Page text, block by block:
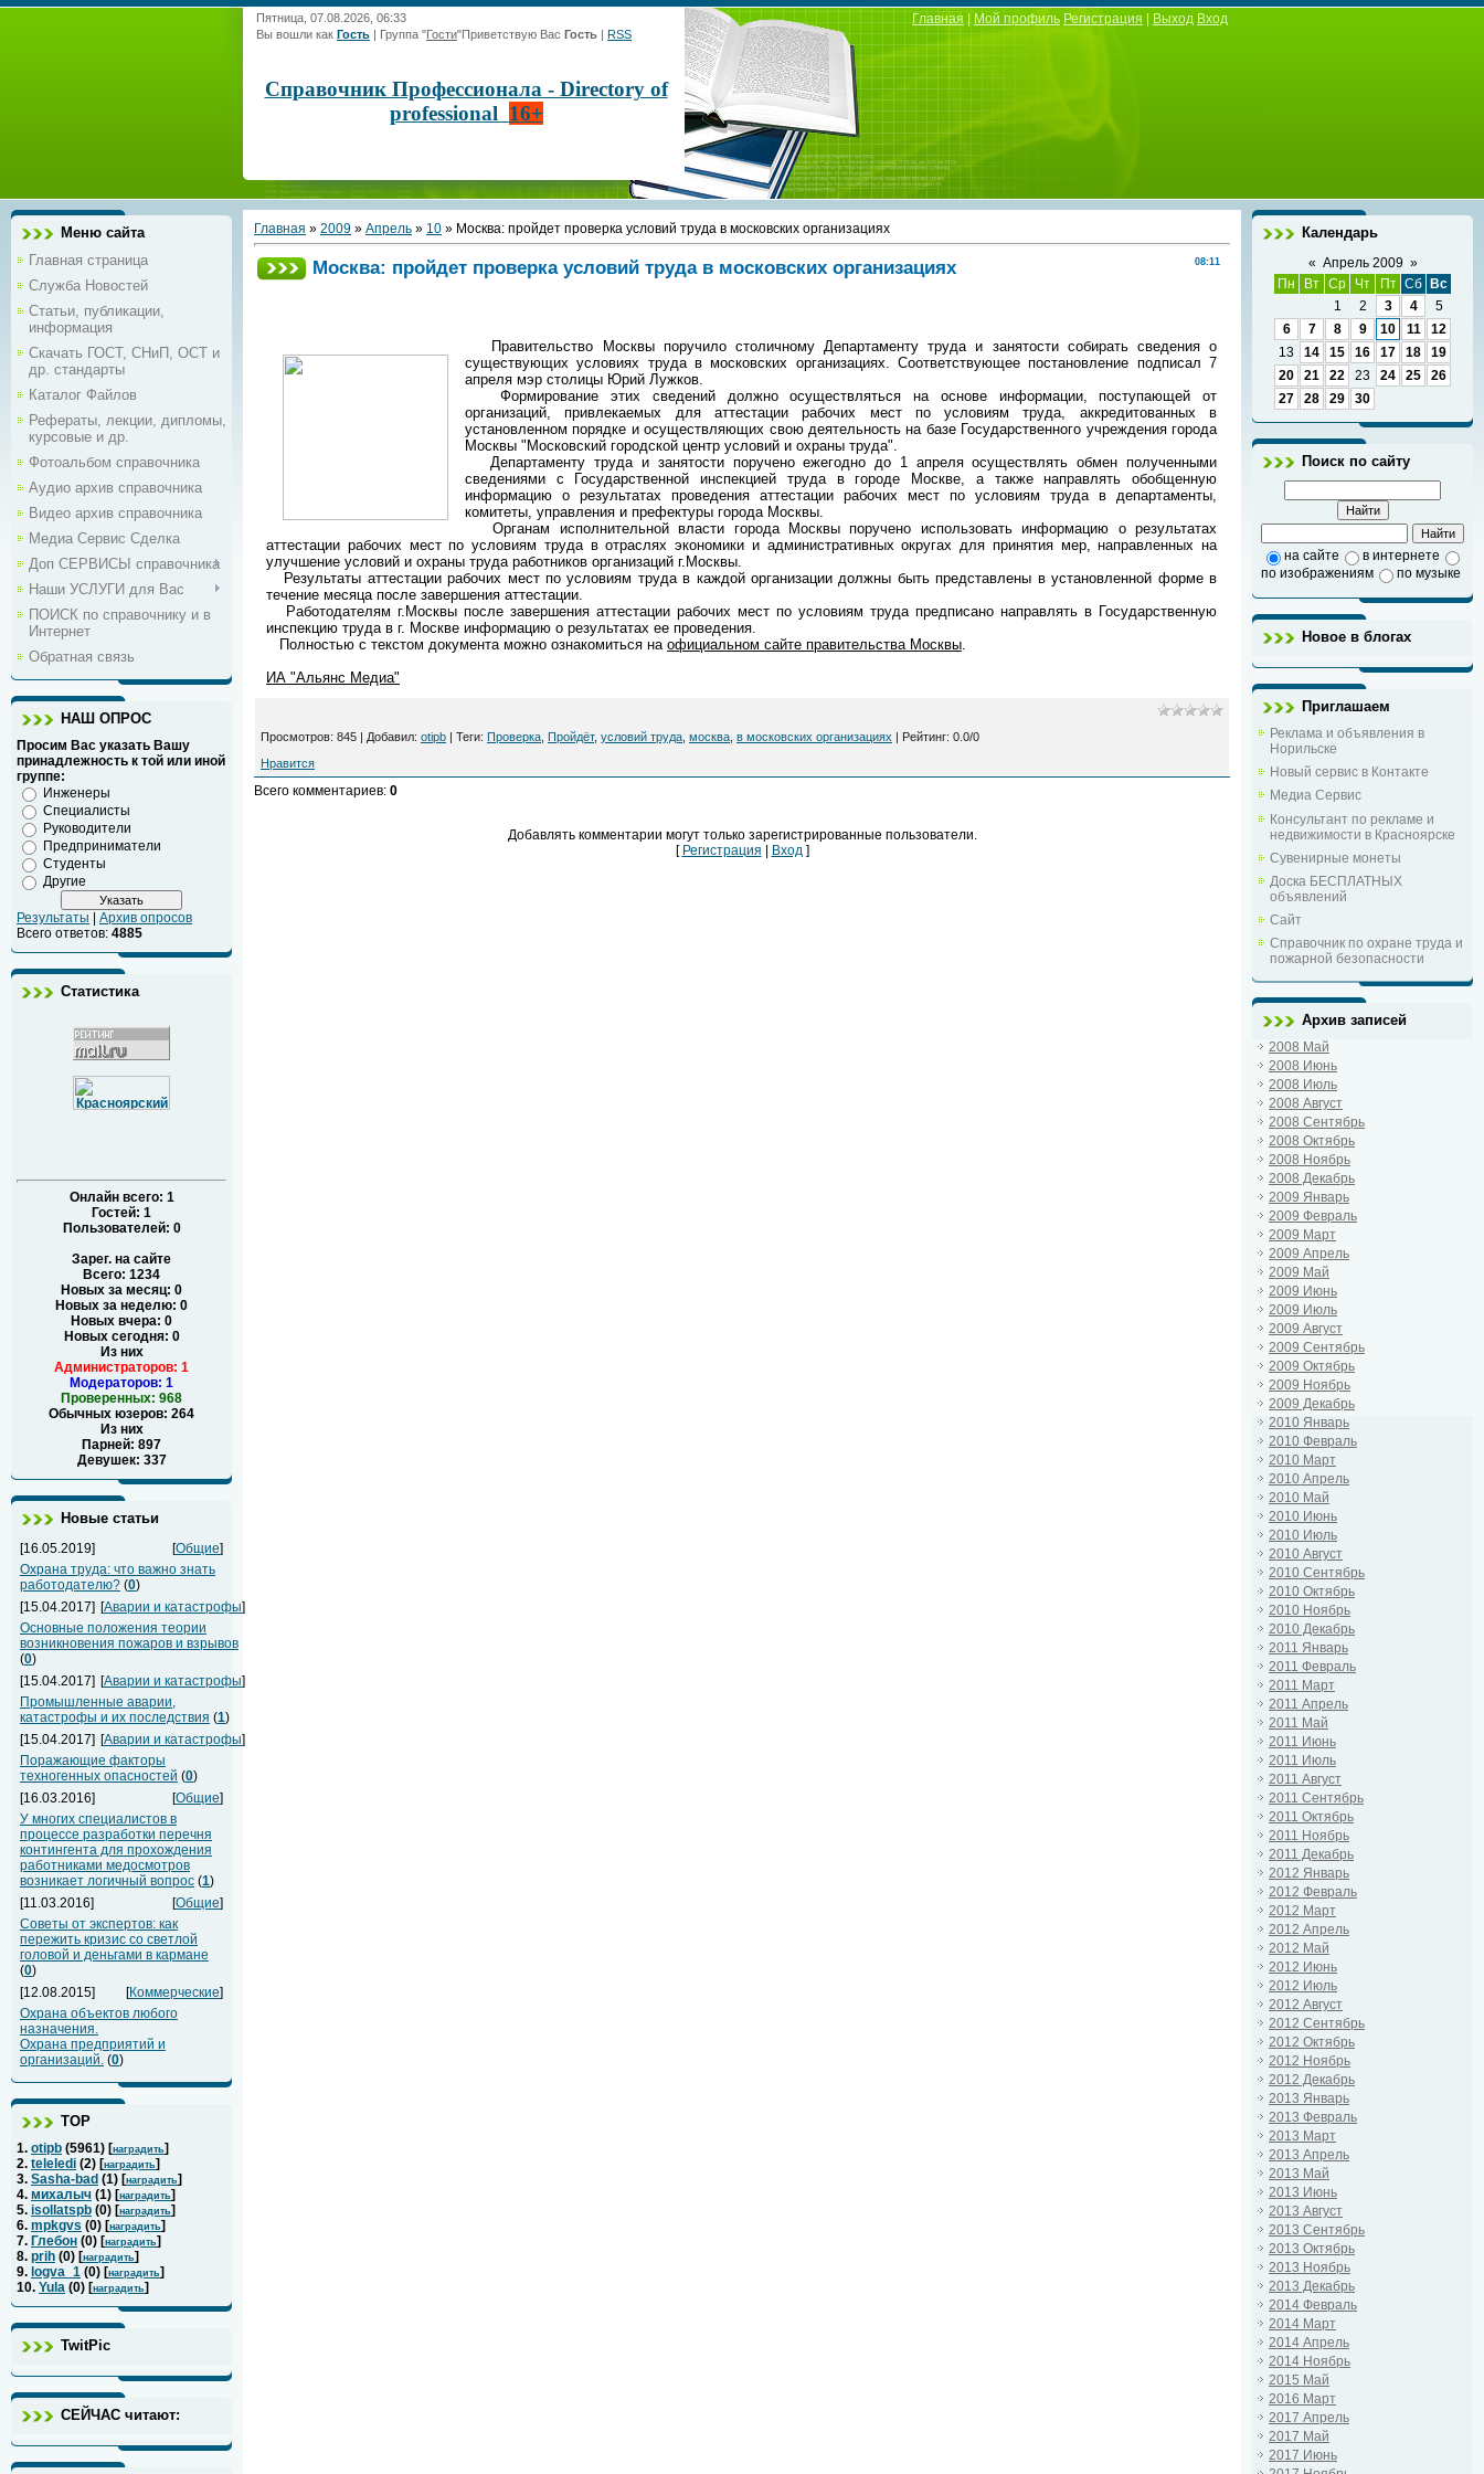
Пятница, 07.08.2026, 06:33
Вы вошли как Гость | Группа "Гости"Приветствую Вас Гость | RSS
Справочник Профессионала - Directory of
professional 16+
Главная|Мой профиль Регистрация Выход Вход
Меню сайта
Главная страница
Служба Новостей
Статьи, публикации,
информация
Скачать ГОСТ, СНиП, ОСТ и
др. стандарты
Каталог Файлов
Рефераты, лекции, дипломы,
курсовые и др.
Фотоальбом справочника
Аудио архив справочника
Видео архив справочника
Медиа Сервис Сделка
Доп СЕРВИСЫ справочника
Наши УСЛУГИ для Вас
ПОИСК по справочнику и в
Интернет
Обратная связь
НАШ ОПРОС
Просим Вас указать Вашу
принадлежность к той или иной
группе:
Инженеры
Специалисты
Руководители
Предприниматели
Студенты
Другие
Результаты
Архив опросов
Всего ответов: 4885
Статистика
Онлайн всего: 1
Гостей: 1
Пользователей: 0
Зарег. на сайте
Всего: 1234
Новых за месяц: 0
Новых за неделю: 0
Новых вчера: 0
Новых сегодня: 0
Из них
Администраторов: 1
Модераторов: 1
Проверенных: 968
Обычных юзеров: 264
Из них
Парней: 897
Девушек: 337
Новые статьи
[16.05.2019] [Общие]
Охрана труда: что важно знать
работодателю? (0)
[15.04.2017] [Аварии и катастрофы]
Основные положения теории
возникновения пожаров и взрывов
(0)
[15.04.2017] [Аварии и катастрофы]
Промышленные аварии,
катастрофы и их последствия (1)
[15.04.2017] [Аварии и катастрофы]
Поражающие факторы
техногенных опасностей (0)
[16.03.2016]
[Общие]
У многих специалистов в
процессе разработки перечня
контингента для прохождения
работниками медосмотров
возникает логичный вопрос (1)
[11.03.2016]
[Общие]
Советы от экспертов: как
пережить кризис со светлой
головой и деньгами в кармане
(0)
[12.08.2015]
[Коммерческие]
Охрана объектов любого
назначения.
Охрана предприятий и
организаций. (0)
ТОР
1. otipb (5961) [наградить]
2. teleledi (2) [наградить]
3. Sasha-bad (1) [наградить]
4. михалыч (1) [наградить]
5. isollatspb (0) [наградить]
6. mpkgvs (0) [наградить]
7. Глебон (0) [наградить]
8. prih (0) [наградить]
9. logva_1 (0) [наградить]
10. Yula (0) [наградить]
TwitPic
СЕЙЧАС читают:
Главная » 2009 » Апрель » 10 » Москва: пройдет проверка условий труда в московских организациях
08:11
Москва: пройдет проверка условий труда в московских организациях
Правительство Москвы поручило столичному Департаменту труда и занятости собирать сведения о
существующих условиях труда в московских организациях. Соответствующее постановление подписал 7
апреля мэр столицы Юрий Лужков.
Формирование этих сведений должно осуществляться на основе информации, поступающей от
организаций, привлекаемых для аттестации рабочих мест по условиям труда, аккредитованных в
установленном порядке и осуществляющих свою деятельность на базе Государственного учреждения города
Москвы "Московский городской центр условий и охраны труда".
Департаменту труда и занятости поручено ежегодно до 1 апреля осуществлять обмен полученными
сведениями с Государственной инспекцией труда в городе Москве, а также направлять обобщенную
информацию о результатах проведения аттестации рабочих мест по условиям труда в департаменты,
комитеты, управления и префектуры города Москвы.
Органам исполнительной власти города Москвы поручено использовать информацию о результатах
аттестации рабочих мест по условиям труда в отраслях экономики и административных округах для принятия мер, направленных на
улучшение условий и охраны труда работников организаций г.Москвы.
Результаты аттестации рабочих мест по условиям труда в каждой организации должны быть представлены в установленной форме в
течение месяца после завершения аттестации.
Работодателям г.Москвы после завершения аттестации рабочих мест по условиям труда предписано направлять в Государственную
инспекцию труда в г. Москве информацию о результатах ее проведения.
Полностью с текстом документа можно ознакомиться на официальном сайте правительства Москвы.
ИА "Альянс Медиа"
Просмотров: 845 | Добавил: otipb | Теги: Проверка Пройдёт, условий труда москва в московских организациях | Рейтинг: 0.0/0
Нравится
Всего комментариев: 0
Добавлять комментарии могут только зарегистрированные пользователи.
[ Регистрация Вход]
Календарь
« Апрель 2009 »
Пн
Вт Ср Чт Пт Сб
Вс
1
2 3 4
5
6
7 8 9 10 11
12
13
14 15 16 17 18
19
20
21 22 23 24 25
26
27
28 29 30
Поиск по сайту
на сайте
в интернете
по изображениям
по музыке
Новое в блогах
Приглашаем
Реклама и объявления в
Норильске
Новый сервис в Контакте
Медиа Сервис
Консультант по рекламе и
недвижимости в Красноярске
Сувенирные монеты
Доска БЕСПЛАТНЫХ
объявлений
Сайт
Справочник по охране труда и
пожарной безопасности
Архив записей
2008 Май
2008 Июнь
2008 Июль
2008 Август
2008 Сентябрь
2008 Октябрь
2008 Ноябрь
2008 Декабрь
2009 Январь
2009 Февраль
2009 Март
2009 Апрель
2009 Май
2009 Июнь
2009 Июль
2009 Август
2009 Сентябрь
2009 Октябрь
2009 Ноябрь
2009 Декабрь
2010 Январь
2010 Февраль
2010 Март
2010 Апрель
2010 Май
2010 Июнь
2010 Июль
2010 Август
2010 Сентябрь
2010 Октябрь
2010 Ноябрь
2010 Декабрь
2011 Январь
2011 Февраль
2011 Март
2011 Апрель
2011 Май
2011 Июнь
2011 Июль
2011 Август
2011 Сентябрь
2011 Октябрь
2011 Ноябрь
2011 Декабрь
2012 Январь
2012 Февраль
2012 Март
2012 Апрель
2012 Май
2012 Июнь
2012 Июль
2012 Август
2012 Сентябрь
2012 Октябрь
2012 Ноябрь
2012 Декабрь
2013 Январь
2013 Февраль
2013 Март
2013 Апрель
2013 Май
2013 Июнь
2013 Август
2013 Сентябрь
2013 Октябрь
2013 Ноябрь
2013 Декабрь
2014 Февраль
2014 Март
2014 Апрель
2014 Ноябрь
2015 Май
2016 Март
2017 Апрель
2017 Май
2017 Июнь